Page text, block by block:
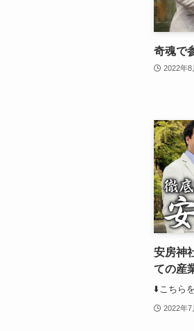
奇魂で
2022年8
安房神
ての産
⬇️こちら
2022年7